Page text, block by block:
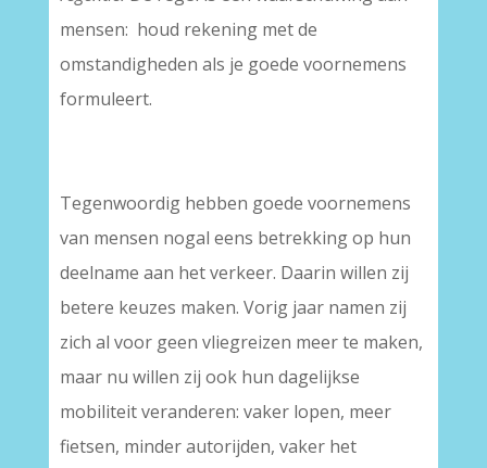
mensen: houd rekening met de
omstandigheden als je goede voornemens
formuleert.
Tegenwoordig hebben goede voornemens
van mensen nogal eens betrekking op hun
deelname aan het verkeer. Daarin willen zij
betere keuzes maken. Vorig jaar namen zij
zich al voor geen vliegreizen meer te maken,
maar nu willen zij ook hun dagelijkse
mobiliteit veranderen: vaker lopen, meer
fietsen, minder autorijden, vaker het